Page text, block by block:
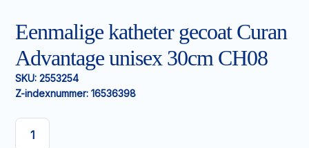
Eenmalige katheter gecoat Curan
Advantage unisex 30cm CH08
SKU: 2553254
Z-indexnummer: 16536398
Eenmalige